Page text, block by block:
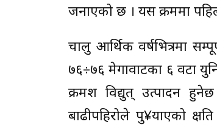
जनाएको छ । यस क्रममा
चालु आर्थिक वर्षभित्रमा
७६÷७६ मेगावाटका ६ वटा
क्रमश विद्युत् उत्पादन
बाढीपहिरोले पु¥याएको